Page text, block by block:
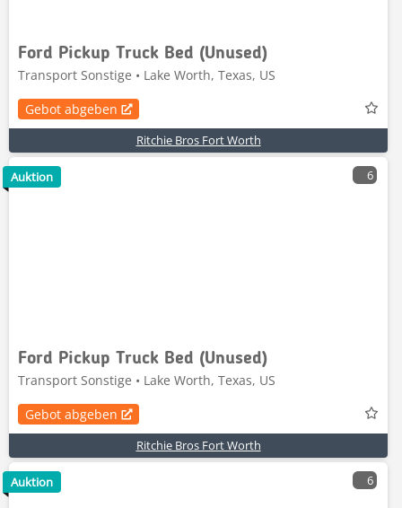
Ford Pickup Truck Bed (Unused)
Transport Sonstige • Lake Worth, Texas, US
Gebot abgeben
Ritchie Bros Fort Worth
6
Ford Pickup Truck Bed (Unused)
Transport Sonstige • Lake Worth, Texas, US
Gebot abgeben
Ritchie Bros Fort Worth
Auktion
6
Auktion